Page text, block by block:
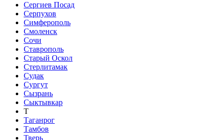
Сергиев Посад
Серпухов
Симферополь
Смоленск
Сочи
Ставрополь
Старый Оскол
Стерлитамак
Судак
Сургут
Сызрань
Сыктывкар
Т
Таганрог
Тамбов
Тверь